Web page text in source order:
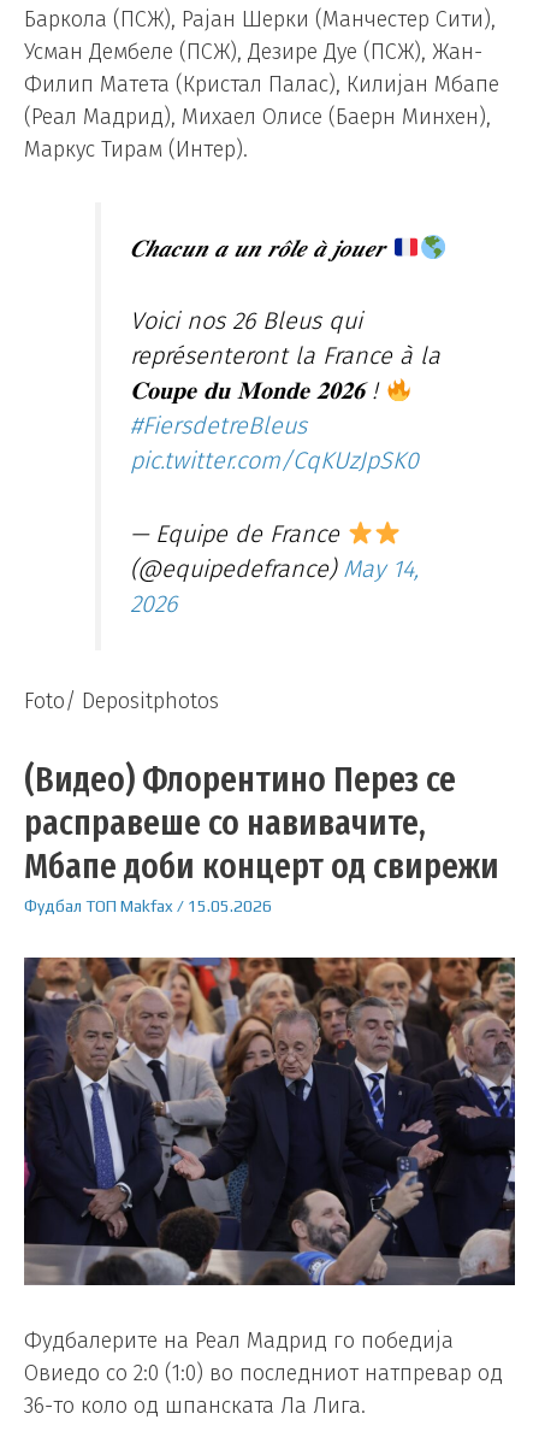
Баркола (ПСЖ), Рајан Шерки (Манчестер Сити),
Усман Дембеле (ПСЖ), Дезире Дуе (ПСЖ), Жан-
Филип Матета (Кристал Палас), Килијан Мбапе
(Реал Мадрид), Михаел Олисе (Баерн Минхен),
Маркус Тирам (Интер).
𝑪𝒉𝒂𝒄𝒖𝒏 𝒂 𝒖𝒏 𝒓𝒐̂𝒍𝒆 𝒂̀ 𝒋𝒐𝒖𝒆𝒓
Voici nos 26 Bleus qui
représenteront la France à la
𝐂𝐨𝐮𝐩𝐞 𝐝𝐮 𝐌𝐨𝐧𝐝𝐞 𝟐𝟎𝟐𝟔 !
#FiersdetreBleus
pic.twitter.com/CqKUzJpSK0
— Equipe de France
(@equipedefrance) May 14,
2026
Foto/ Depositphotos
(Видео) Флорентино Перез се
расправеше со навивачите,
Мбапе доби концерт од свирежи
Фудбал ТОП Makfax/ 15.05.2026
Фудбалерите на Реал Мадрид го победија
Овиедо со 2:0 (1:0) во последниот натпревар од
36-то коло од шпанската Ла Лига.